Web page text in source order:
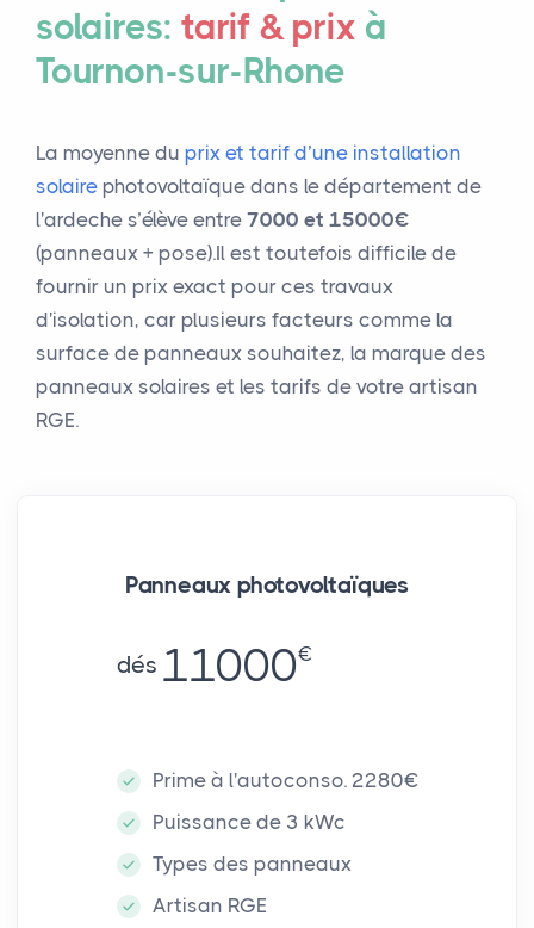
solaires:tarif & prix à
Tournon-sur-Rhone
La moyenne du prix et tarif d’une installation
solaire photovoltaïque dans le département de
l'ardeche s’élève entre 7000 et 15000€
(panneaux + pose).Il est toutefois difficile de
fournir un prix exact pour ces travaux
d'isolation, car plusieurs facteurs comme la
surface de panneaux souhaitez, la marque des
panneaux solaires et les tarifs de votre artisan
RGE.
Panneaux photovoltaïques
dés 11000€
Prime à l'autoconso. 2280€
Puissance de 3 kWc
Types des panneaux
Artisan RGE